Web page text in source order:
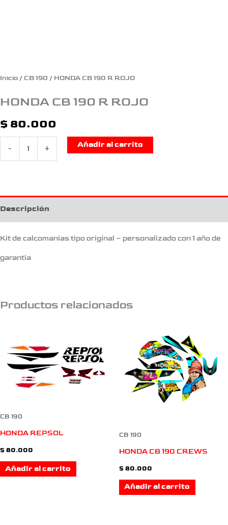
Inicio / CB 190 / HONDA CB 190 R ROJO
HONDA CB 190 R ROJO
$ 80.000
- +
Añadir al carrito
Descripción
Kit de calcomanias tipo original – personalizado con 1 año de
garantia
Productos relacionados
CB 190
HONDA REPSOL
$ 80.000
Añadir al carrito
CB 190
HONDA CB 190 CREWS
$ 80.000
Añadir al carrito